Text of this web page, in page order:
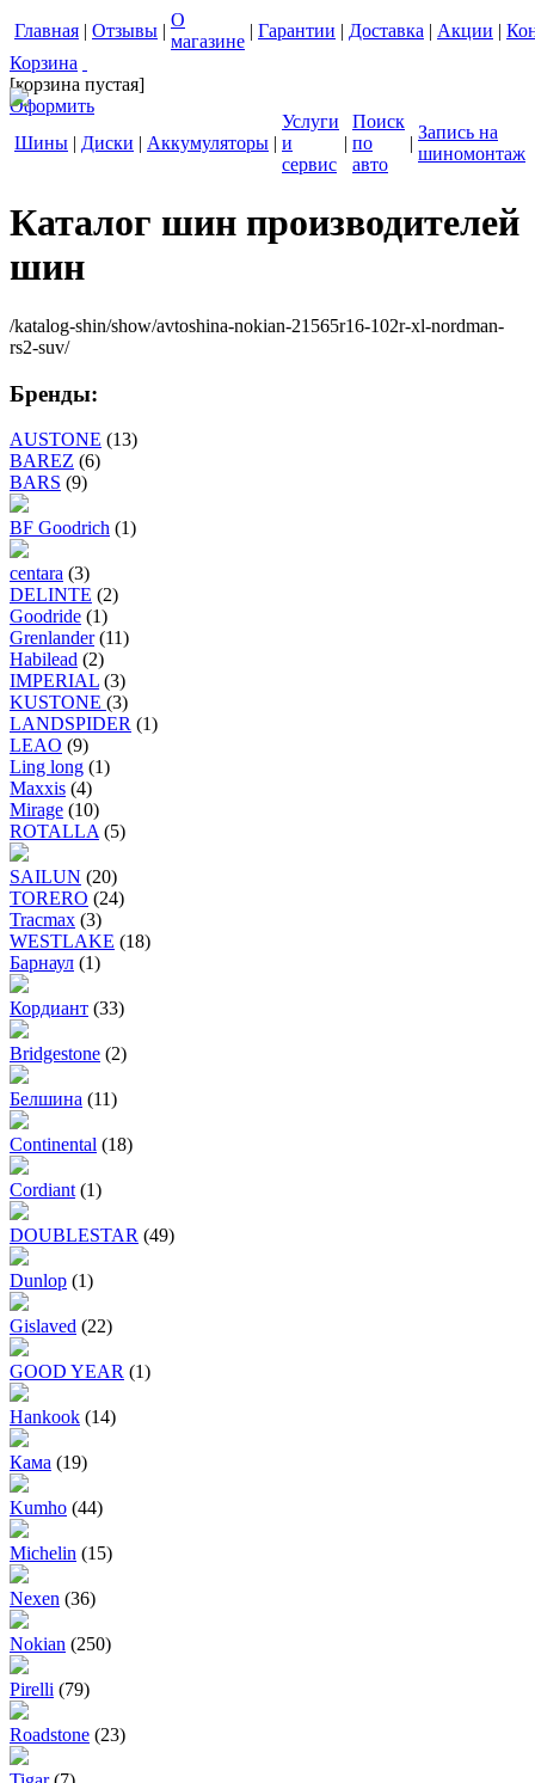
Главная | Отзывы |
О
магазине
| Гарантии | Доставка | Акции |
Корзина
[корзина пустая]
Оформить
Шины | Диски | Аккумуляторы |
Услуги
и
сервис
|
Поиск
по
авто
|
Запись на
шиномонтаж
Каталог шин производителей
шин
/katalog-shin/show/avtoshina-nokian-21565r16-102r-xl-nordman-
rs2-suv/
Бренды:
AUSTONE (13)
BAREZ (6)
BARS (9)
BF Goodrich (1)
centara (3)
DELINTE (2)
Goodride (1)
Grenlander (11)
Habilead (2)
IMPERIAL (3)
KUSTONE (3)
LANDSPIDER (1)
LEAO (9)
Ling long (1)
Maxxis (4)
Mirage (10)
ROTALLA (5)
SAILUN (20)
TORERO (24)
Tracmax (3)
WESTLAKE (18)
Барнаул (1)
Кордиант (33)
Bridgestone (2)
Белшина (11)
Continental (18)
Cordiant (1)
DOUBLESTAR (49)
Dunlop (1)
Gislaved (22)
GOOD YEAR (1)
Hankook (14)
Кама (19)
Kumho (44)
Michelin (15)
Nexen (36)
Nokian (250)
Pirelli (79)
Roadstone (23)